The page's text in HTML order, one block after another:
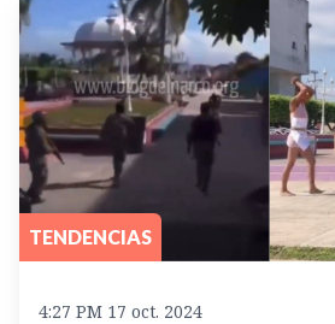
TENDENCIAS
4:27 PM 17 oct. 2024